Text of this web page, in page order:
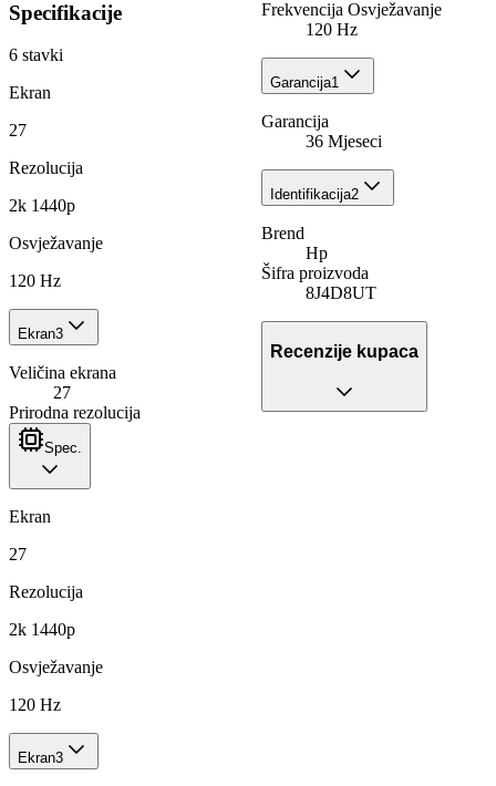
Specifikacije
6 stavki
Ekran
27
Rezolucija
2k 1440p
Osvježavanje
120 Hz
Ekran3
Veličina ekrana
27
Prirodna rezolucija
Frekvencija Osvježavanje
120 Hz
Garancija1
Garancija
36 Mjeseci
Identifikacija2
Brend
Hp
Šifra proizvoda
8J4D8UT
Recenzije kupaca
Spec.
Ekran
27
Rezolucija
2k 1440p
Osvježavanje
120 Hz
Ekran3